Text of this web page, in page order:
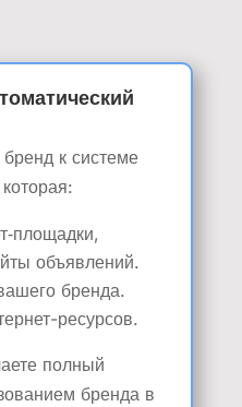
к системе
объявлений.
бренда.
ресурсов.
полный
бренда в